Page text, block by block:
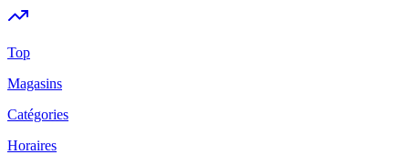
Top
Magasins
Catégories
Horaires